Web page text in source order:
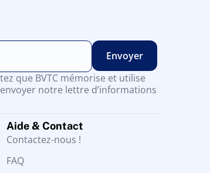
que BVTC mémorise et utilise
notre lettre d’informations
Aide & Contact
Contactez-nous !
FAQ